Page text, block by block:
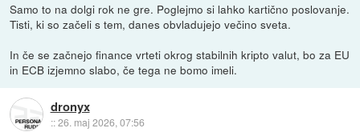
Samo to na dolgi rok ne gre. Poglejmo si lahko kartično poslovanje.
Tisti, ki so začeli s tem, danes obvladujejo večino sveta.
In če se začnejo finance vrteti okrog stabilnih kripto valut, bo za EU
in ECB izjemno slabo, če tega ne bomo imeli.
dronyx
::26. maj 2026, 07:56